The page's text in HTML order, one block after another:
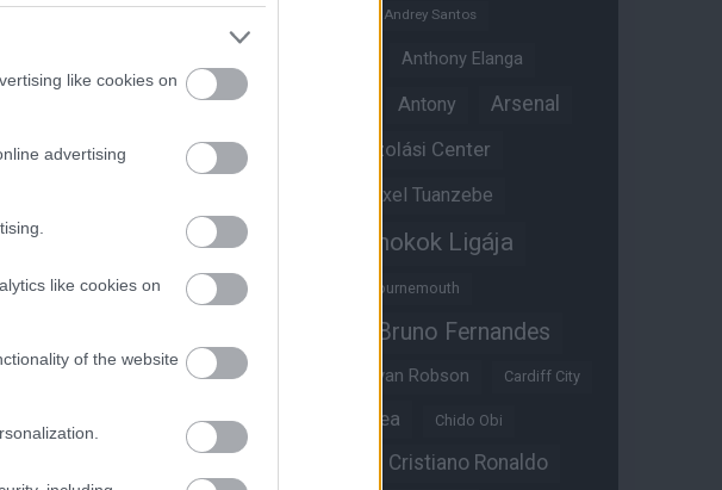
like cookies on
advertising
like cookies on
of the website
Andreas Pereira
Andrey Santos
Anthony Elanga
Anthony Martial Antony Arsenal
Aston Villa Átigazolási Center
Axel Tuanzebe
Ayden Heaven Bajnokok Ligája
Benjamin Sesko Bournemouth
Bruno Fernandes
Bryan Mbeumo Bryan Robson Cardiff City
Casemiro Chelsea Chido Obi
Cristiano Ronaldo